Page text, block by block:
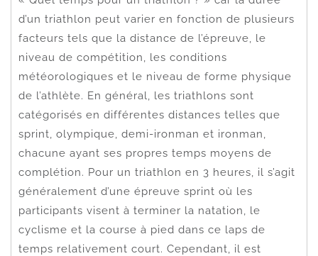
d’un triathlon peut varier en fonction de plusieurs
facteurs tels que la distance de l’épreuve, le
niveau de compétition, les conditions
météorologiques et le niveau de forme physique
de l’athlète. En général, les triathlons sont
catégorisés en différentes distances telles que
sprint, olympique, demi-ironman et ironman,
chacune ayant ses propres temps moyens de
complétion. Pour un triathlon en 3 heures, il s’agit
généralement d’une épreuve sprint où les
participants visent à terminer la natation, le
cyclisme et la course à pied dans ce laps de
temps relativement court. Cependant, il est